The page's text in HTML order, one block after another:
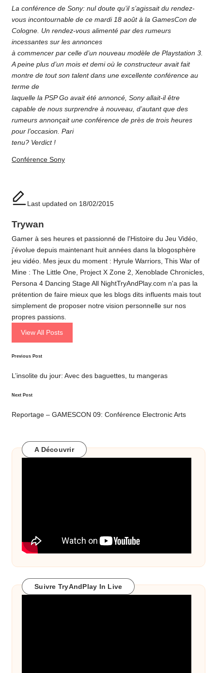
La conférence de Sony: nul doute qu’il s’agissait du rendez-
vous incontournable de ce mardi 18 août à la GamesCon de
Cologne. Un rendez-vous alimenté par des rumeurs
incessantes sur les annonces
à commencer par celle d’un nouveau modèle de Playstation 3.
A peine plus d’un mois et demi où le constructeur avait fait
montre de tout son talent dans une excellente conférence au
terme de
laquelle la PSP Go avait été annoncé, Sony allait-il être
capable de nous surprendre à nouveau, d’autant que des
rumeurs annonçait une conférence de près de trois heures
pour l’occasion. Pari
tenu? Verdict !
Conférence Sony
Last updated on 18/02/2015
Trywan
Gamer à ses heures et passionné de l'Histoire du Jeu Vidéo,
j'évolue depuis maintenant huit années dans la blogosphère
jeu vidéo. Mes jeux du moment : Hyrule Warriors, This War of
Mine : The Little One, Project X Zone 2, Xenoblade Chronicles,
Persona 4 Dancing Stage All NightTryAndPlay.com n'a pas la
prétention de faire mieux que les blogs dits influents mais tout
simplement de proposer notre vision personnelle sur nos
propres passions.
View All Posts
Post
navigation
Previous Post
L’insolite du jour: Avec des baguettes, tu mangeras
Next Post
Reportage – GAMESCON 09: Conférence Electronic Arts
A Découvrir
Suivre TryAndPlay In Live